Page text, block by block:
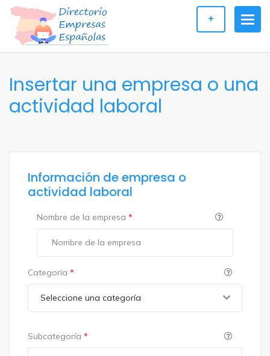
+
Insertar una empresa o una
actividad laboral
Información de empresa o
actividad laboral
Nombre de la empresa*
Categoría*
Seleccione una categoría
Subcategoría*